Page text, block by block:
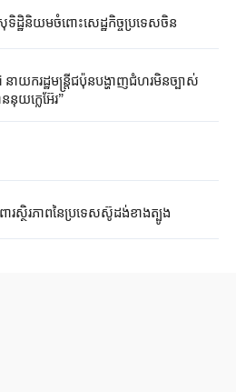
ទិដ្ឋិនិយម​ចំពោះសេដ្ឋកិច្ច​ប្រទេសចិន​​
យករដ្ឋមន្ត្រី​ជប៉ុន​បង្ហាញជំហរមិន​ច្បាស់​
យក្លេអ៊ែរ​”​
ារស្ថិរភាពនៃប្រទេសស៊ូដង់ខាងត្បូង